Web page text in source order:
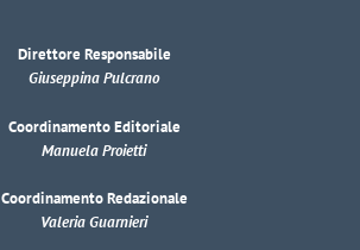
Direttore Responsabile
Giuseppina Pulcrano
Coordinamento Editoriale
Manuela Proietti
Coordinamento Redazionale
Valeria Guarnieri